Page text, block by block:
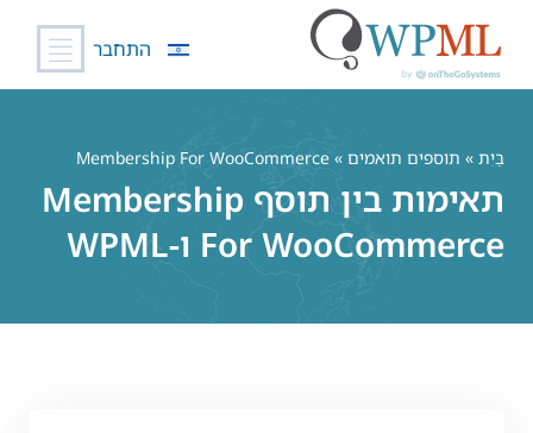
התחבר
בַּיִת » תוספים תואמים » Membership For WooCommerce
תאימות בין תוסף Membership
For WooCommerce ו-WPML